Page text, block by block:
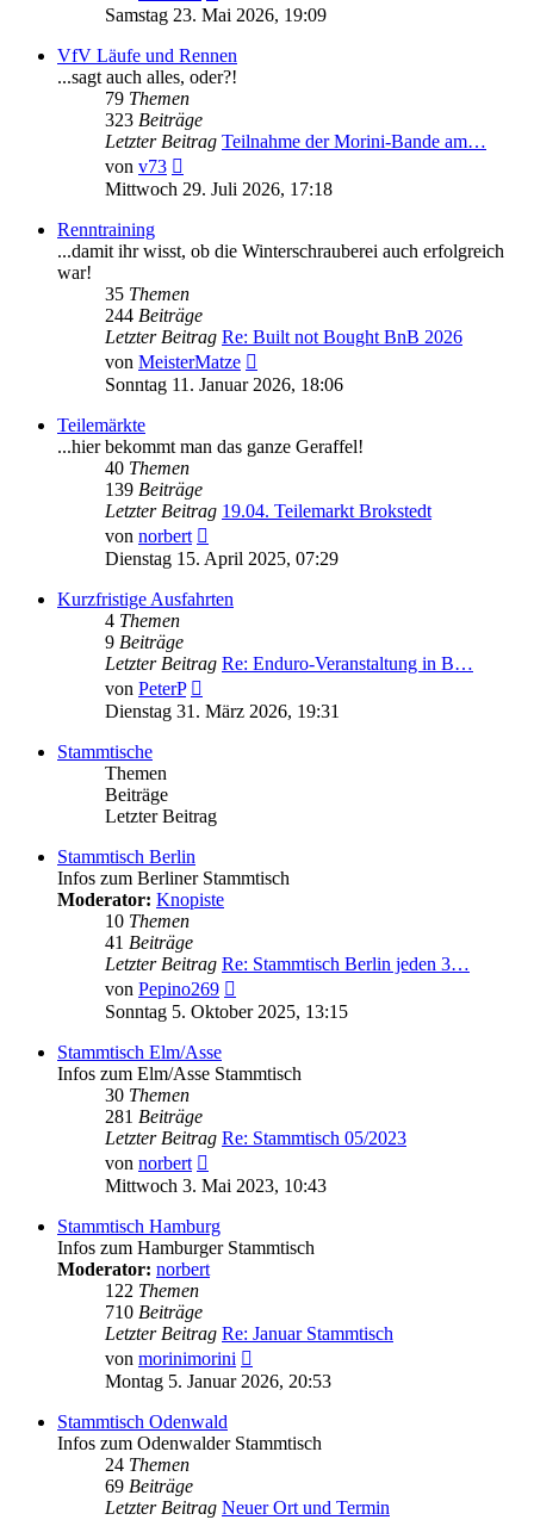
Beitrag
Samstag 23. Mai 2026, 19:09
VfV Läufe und Rennen
...sagt auch alles, oder?!
79 Themen
323 Beiträge
Letzter Beitrag Teilnahme der Morini-Bande am…
von v73
Beitrag
Mittwoch 29. Juli 2026, 17:18
Renntraining
...damit ihr wisst, ob die Winterschrauberei auch erfolgreich
war!
35 Themen
244 Beiträge
Letzter Beitrag Re: Built not Bought BnB 2026
von MeisterMatze
Beitrag
Sonntag 11. Januar 2026, 18:06
Teilemärkte
...hier bekommt man das ganze Geraffel!
40 Themen
139 Beiträge
Letzter Beitrag 19.04. Teilemarkt Brokstedt
von norbert
Beitrag
Dienstag 15. April 2025, 07:29
Kurzfristige Ausfahrten
4 Themen
9 Beiträge
Letzter Beitrag Re: Enduro-Veranstaltung in B…
von PeterP
Beitrag
Dienstag 31. März 2026, 19:31
Stammtische
Themen
Beiträge
Letzter Beitrag
Stammtisch Berlin
Infos zum Berliner Stammtisch
Moderator: Knopiste
10 Themen
41 Beiträge
Letzter Beitrag Re: Stammtisch Berlin jeden 3…
von Pepino269
Beitrag
Sonntag 5. Oktober 2025, 13:15
Stammtisch Elm/Asse
Infos zum Elm/Asse Stammtisch
30 Themen
281 Beiträge
Letzter Beitrag Re: Stammtisch 05/2023
von norbert
Beitrag
Mittwoch 3. Mai 2023, 10:43
Stammtisch Hamburg
Infos zum Hamburger Stammtisch
Moderator: norbert
122 Themen
710 Beiträge
Letzter Beitrag Re: Januar Stammtisch
von morinimorini
Beitrag
Montag 5. Januar 2026, 20:53
Stammtisch Odenwald
Infos zum Odenwalder Stammtisch
24 Themen
69 Beiträge
Letzter Beitrag Neuer Ort und Termin